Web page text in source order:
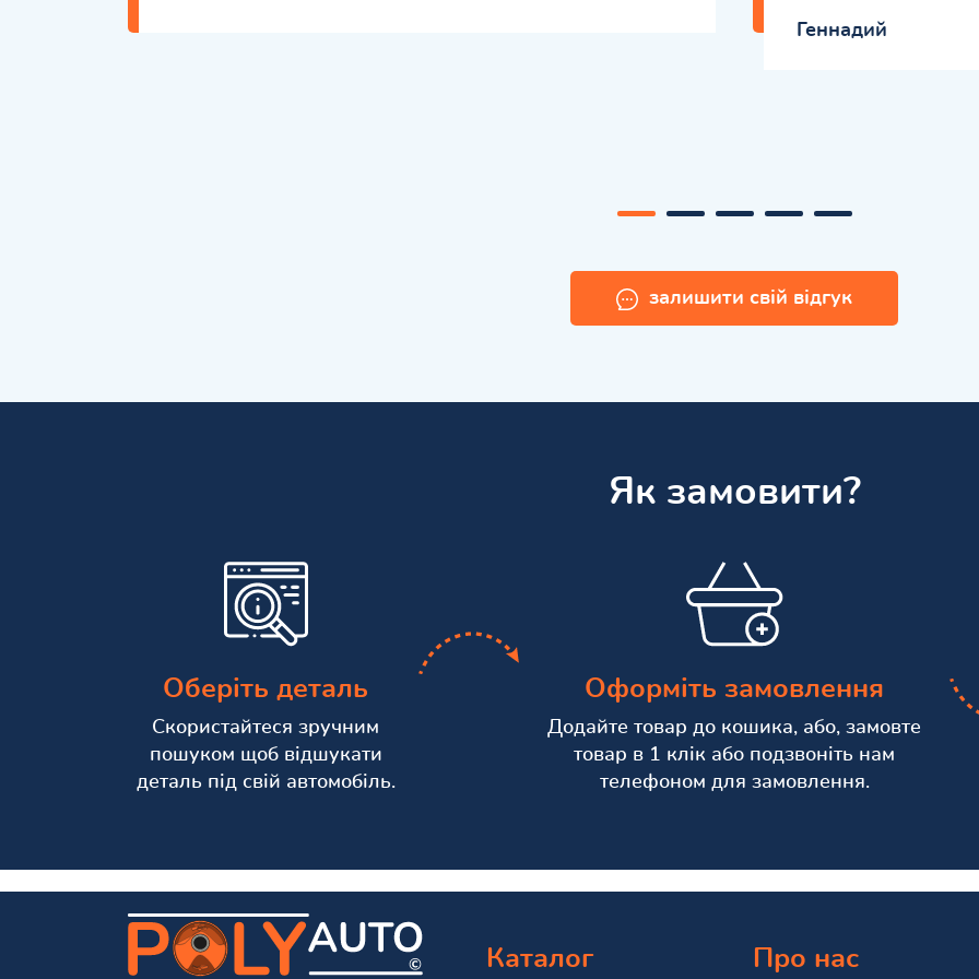
Геннадий
залишити свій відгук
Як замовити?
Оберіть деталь
Скористайтеся зручним
пошуком щоб відшукати
деталь під свій автомобіль.
Оформіть замовлення
Додайте товар до кошика, або, замовте
товар в 1 клік або подзвоніть нам
телефоном для замовлення.
Каталог Про нас